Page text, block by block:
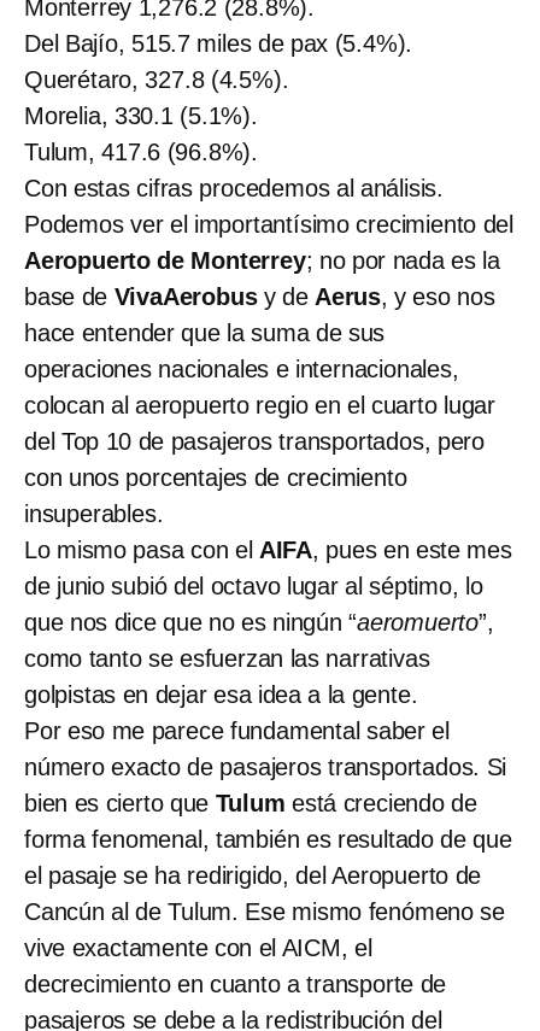
Monterrey 1,276.2 (28.8%).
Del Bajío, 515.7 miles de pax (5.4%).
Querétaro, 327.8 (4.5%).
Morelia, 330.1 (5.1%).
Tulum, 417.6 (96.8%).
Con estas cifras procedemos al análisis.
Podemos ver el importantísimo crecimiento del
Aeropuerto de Monterrey; no por nada es la
base de VivaAerobus y de Aerus, y eso nos
hace entender que la suma de sus
operaciones nacionales e internacionales,
colocan al aeropuerto regio en el cuarto lugar
del Top 10 de pasajeros transportados, pero
con unos porcentajes de crecimiento
insuperables.
Lo mismo pasa con el AIFA, pues en este mes
de junio subió del octavo lugar al séptimo, lo
que nos dice que no es ningún “aeromuerto”,
como tanto se esfuerzan las narrativas
golpistas en dejar esa idea a la gente.
Por eso me parece fundamental saber el
número exacto de pasajeros transportados. Si
bien es cierto que Tulumestá creciendo de
forma fenomenal, también es resultado de que
el pasaje se ha redirigido, del Aeropuerto de
Cancún al de Tulum. Ese mismo fenómeno se
vive exactamente con el AICM, el
decrecimiento en cuanto a transporte de
pasajeros se debe a la redistribución del